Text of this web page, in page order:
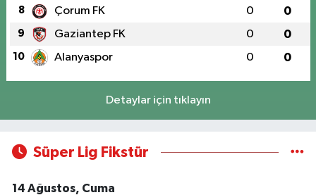
8 Çorum FK 0 0
9 Gaziantep FK 0 0
10 Alanyaspor 0 0
Detaylar için tıklayın
Süper Lig Fikstür
14 Ağustos, Cuma